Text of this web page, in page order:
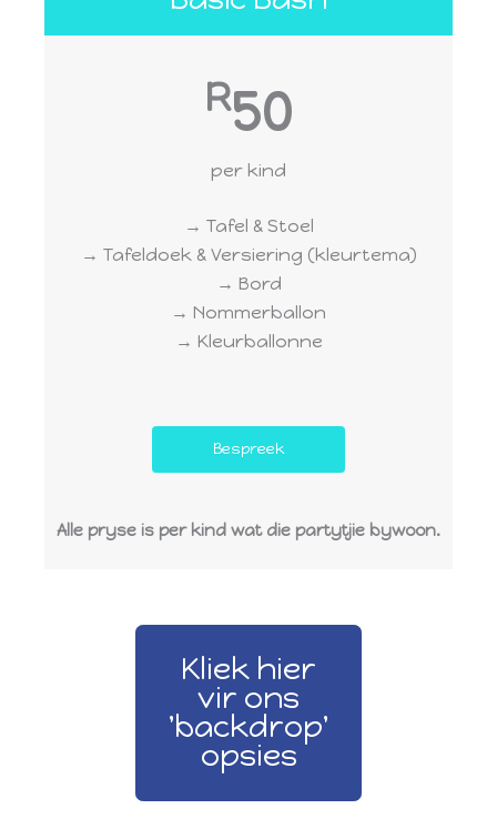
R50
per kind
→ Tafel & Stoel
→ Tafeldoek & Versiering (kleurtema)
→ Bord
→ Nommerballon
→ Kleurballonne
Bespreek
Alle pryse is per kind wat die partytjie bywoon.
Kliek hier
vir ons
'backdrop'
opsies